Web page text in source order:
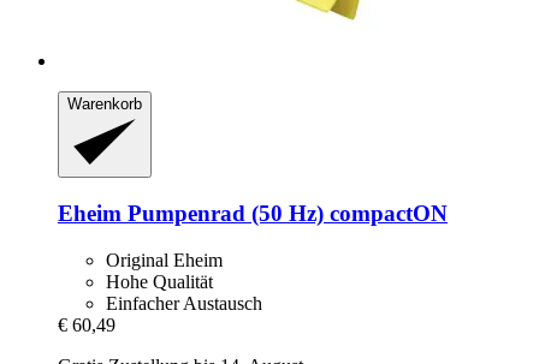
Warenkorb
Eheim Pumpenrad (50 Hz) compactON
Original Eheim
Hohe Qualität
Einfacher Austausch
€ 60,49